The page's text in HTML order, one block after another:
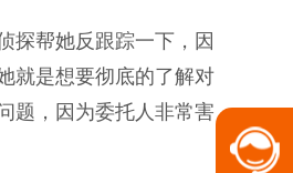
探帮她反跟踪一下，因
就是想要彻底的了解对
题，因为委托人非常害